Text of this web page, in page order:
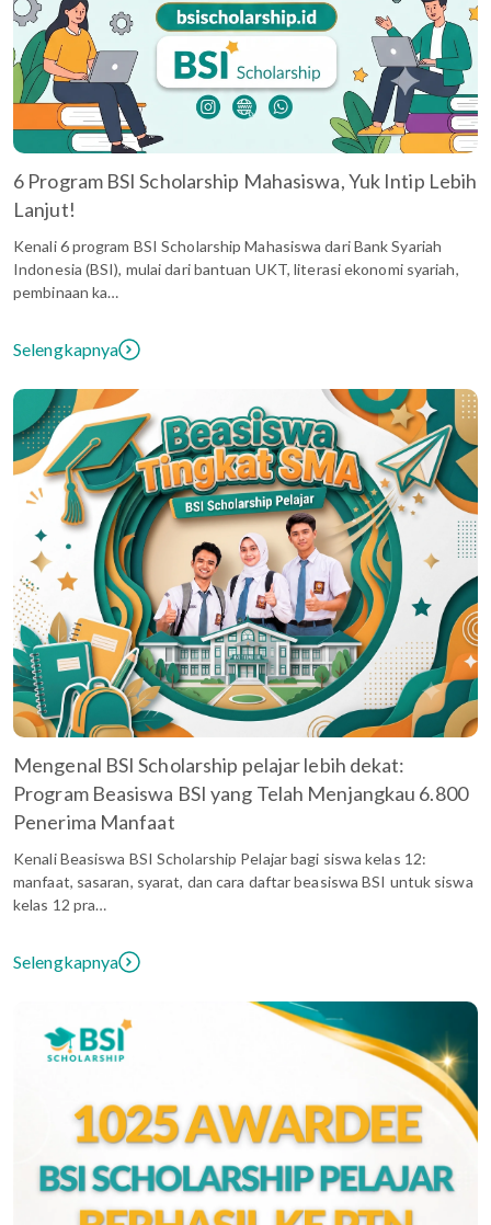
6 Program BSI Scholarship Mahasiswa, Yuk Intip Lebih
Lanjut!
Kenali 6 program BSI Scholarship Mahasiswa dari Bank Syariah
Indonesia (BSI), mulai dari bantuan UKT, literasi ekonomi syariah,
pembinaan ka…
Selengkapnya
Mengenal BSI Scholarship pelajar lebih dekat:
Program Beasiswa BSI yang Telah Menjangkau 6.800
Penerima Manfaat
Kenali Beasiswa BSI Scholarship Pelajar bagi siswa kelas 12:
manfaat, sasaran, syarat, dan cara daftar beasiswa BSI untuk siswa
kelas 12 pra…
Selengkapnya